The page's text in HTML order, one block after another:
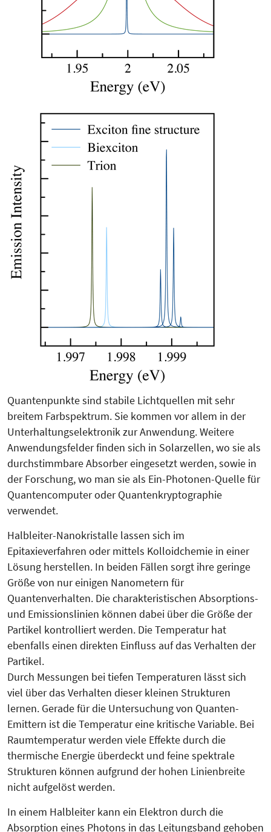
Quantenpunkte sind stabile Lichtquel­len mit sehr
breitem Farb­spektrum. Sie kommen vor allem in der
Unter­hal­tungselektronik zur An­wen­dung. Weitere
Anwendungs­fel­der finden sich in Solarzellen, wo sie als
durchstimmbare Absorber eingesetzt werden, sowie in
der Forschung, wo man sie als Ein-Photonen-Quelle für
Quantencomputer oder Quanten­kryptographie
verwendet.
Halbleiter-Nanokristalle lassen sich im
Epitaxieverfahren oder mittels Kolloidchemie in einer
Lösung herstellen. In beiden Fällen sorgt ihre geringe
Größe von nur einigen Nanometern für
Quantenverhalten. Die charakteristischen Absorptions-
und Emissionslinien können dabei über die Größe der
Partikel kontrolliert werden. Die Temperatur hat
ebenfalls einen direkten Einfluss auf das Verhalten der
Partikel.
Durch Messungen bei tiefen Tem­pe­raturen lässt sich
viel über das Ver­halten dieser kleinen Struk­tu­ren
lernen. Gerade für die Unter­suchung von Quanten-
Emittern ist die Temperatur eine kritische Va­ria­b­le. Bei
Raumtemperatur werden viele Effekte durch die
thermische Energie überdeckt und feine spektrale
Strukturen können aufgrund der hohen Linienbreite
nicht aufgelöst werden.
In einem Halbleiter kann ein Elektron durch die
Absorption eines Photons in das Leitungsband gehoben